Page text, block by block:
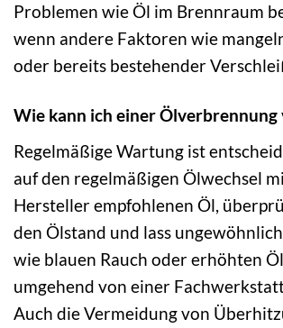
Problemen wie Öl im Brennraum
wenn andere Faktoren wie
oder bereits bestehender
Wie kann ich einer Ölverbrennung
Regelmäßige Wartung ist
auf den regelmäßigen Ölwechsel
Hersteller empfohlenen Öl,
den Ölstand und lass
wie blauen Rauch oder erhöhten
umgehend von einer
Auch die Vermeidung von